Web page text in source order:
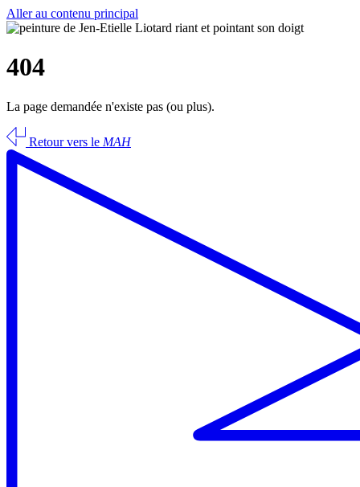
Aller au contenu principal
404
La page demandée n'existe pas (ou plus).
Retour vers le MAH